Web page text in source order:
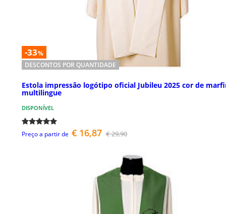
-33%
DESCONTOS POR QUANTIDADE
Estola impressão logótipo oficial Jubileu 2025 cor de
multilingue
DISPONÍVEL
Preço a partir de € 16,87 € 29,90